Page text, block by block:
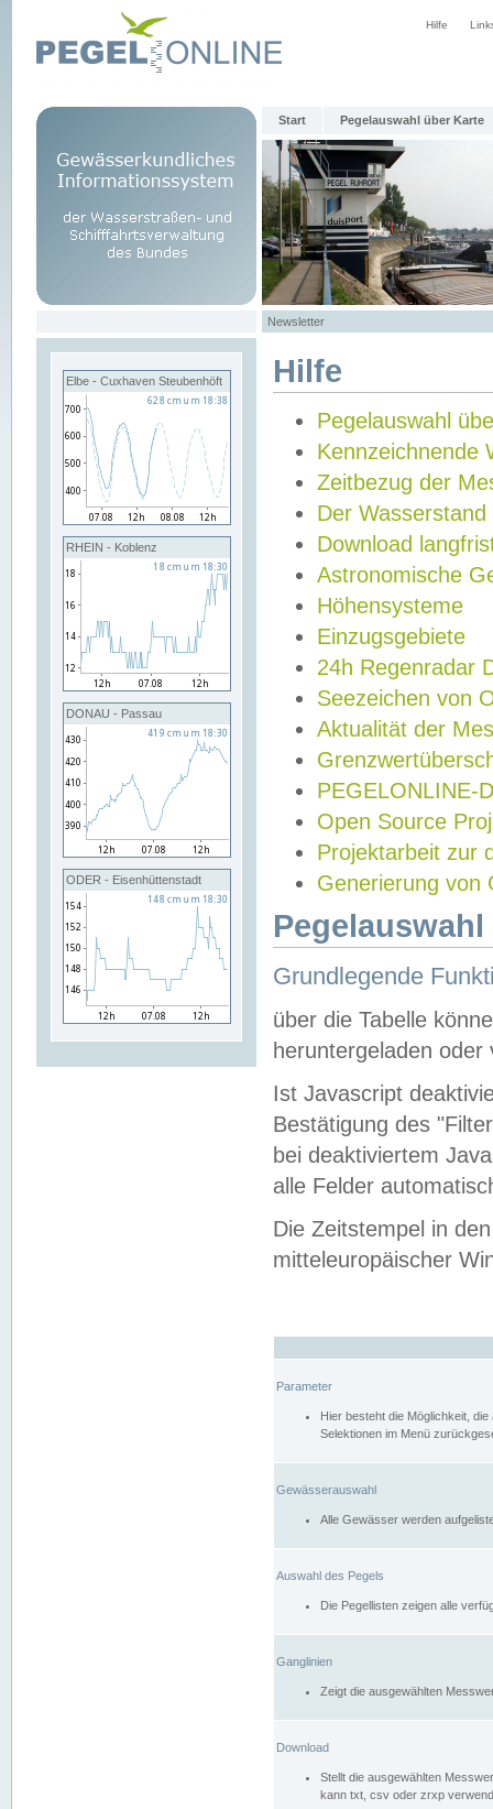
Hilfe
Start Pegelauswahl über Karte
Newsletter
Elbe - Cuxhaven Steubenhöft
RHEIN - Koblenz
DONAU - Passau
ODER - Eisenhüttenstadt
Hilfe
Pegelauswahl
Kennzeichnende
Zeitbezug der
Der Wasserstand
Download
Astronomische
Höhensysteme
Einzugsgebiete
24h Regenradar
Seezeichen von
Aktualität der
PEGELONLINE-
Open Source
Projektarbeit zur
Generierung von
Grundlegende
über die Tabelle
heruntergeladen oder
Ist Javascript
Bestätigung des
bei deaktiviertem
alle Felder
Die Zeitstempel in
mitteleuropäischer
Parameter
Hier besteht die Möglichkeit,
Selektionen im Menü
Gewässerauswahl
Alle Gewässer werden
Auswahl des Pegels
Die Pegellisten zeigen alle
Ganglinien
Zeigt die ausgewählten
Download
Stellt die ausgewählten
kann txt, csv oder zrxp